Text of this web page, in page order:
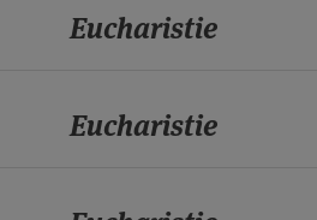
Eucharistie
Eucharistie